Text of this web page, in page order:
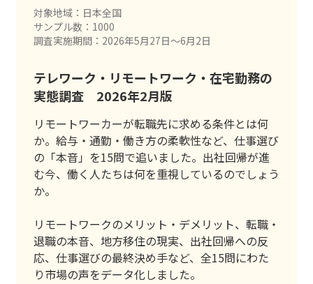
対象地域：日本全国
サンプル数：1000
調査実施期間：2026年5月27日〜6月2日
テレワーク・リモートワーク・在宅勤務の
実態調査 2026年2月版
リモートワーカーが転職先に求める条件とは何
か。給与・通勤・働き方の柔軟性など、仕事選び
の「本音」を15問で追いました。出社回帰が進
む今、働く人たちは何を重視しているのでしょう
か。
リモートワークのメリット・デメリット、転職・
退職の本音、地方移住の現実、出社回帰への反
応、仕事選びの最終決め手など、全15問にわた
り市場の声をデータ化しました。